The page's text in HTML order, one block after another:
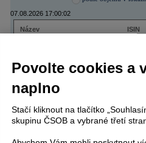
07.08.2026 17:00:02
Název
ISIN
ERSTE BANK
TMR
AD index - vývoj
Region
Povolte cookies a
naplno
Stačí kliknout na tlačítko
skupinu ČSOB a vybrané třetí